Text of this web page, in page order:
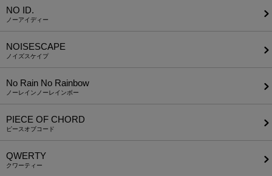
NO ID.
ノーアイディー
NOISESCAPE
ノイズスケイプ
No Rain No Rainbow
ノーレインノーレインボー
PIECE OF CHORD
ピースオブコード
QWERTY
クワーティー